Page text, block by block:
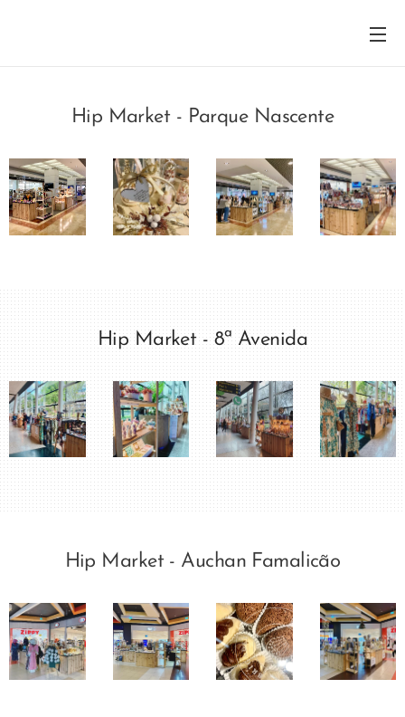
Hip Market - Parque Nascente
Hip Market - 8ª Avenida
Hip Market - Auchan Famalicão